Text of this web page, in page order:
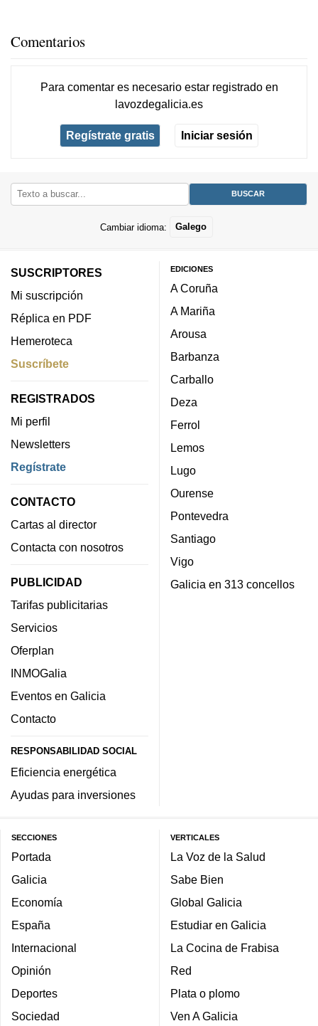
Comentarios
Para comentar es necesario estar registradoen
lavozdegalicia.es
Regístrate gratis Iniciar sesión
Cambiar idioma: Galego
SUSCRIPTORES
Mi suscripción
Réplica en PDF
Hemeroteca
Suscríbete
REGISTRADOS
Mi perfil
Newsletters
Regístrate
CONTACTO
Cartas al director
Contacta con nosotros
PUBLICIDAD
Tarifas publicitarias
Servicios
Oferplan
INMOGalia
Eventos en Galicia
Contacto
RESPONSABILIDAD SOCIAL
Eficiencia energética
Ayudas para inversiones
EDICIONES
A Coruña
A Mariña
Arousa
Barbanza
Carballo
Deza
Ferrol
Lemos
Lugo
Ourense
Pontevedra
Santiago
Vigo
Galicia en 313 concellos
SECCIONES
Portada
Galicia
Economía
España
Internacional
Opinión
Deportes
Sociedad
VERTICALES
La Voz de la Salud
Sabe Bien
Global Galicia
Estudiar en Galicia
La Cocina de Frabisa
Red
Plata o plomo
Ven A Galicia